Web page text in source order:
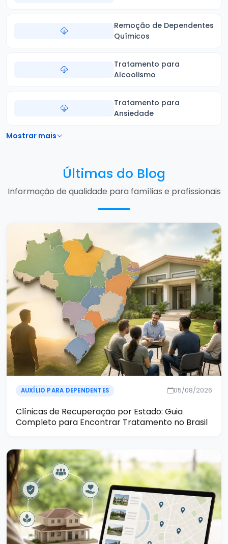
Remoção de Dependentes
Químicos
Tratamento para
Alcoolismo
Tratamento para
Ansiedade
Mostrar mais
Últimas do Blog
Informação de qualidade para famílias e profissionais
AUXÍLIO PARA DEPENDENTES 05/08/2026
Clínicas de Recuperação por Estado: Guia
Completo para Encontrar Tratamento no Brasil